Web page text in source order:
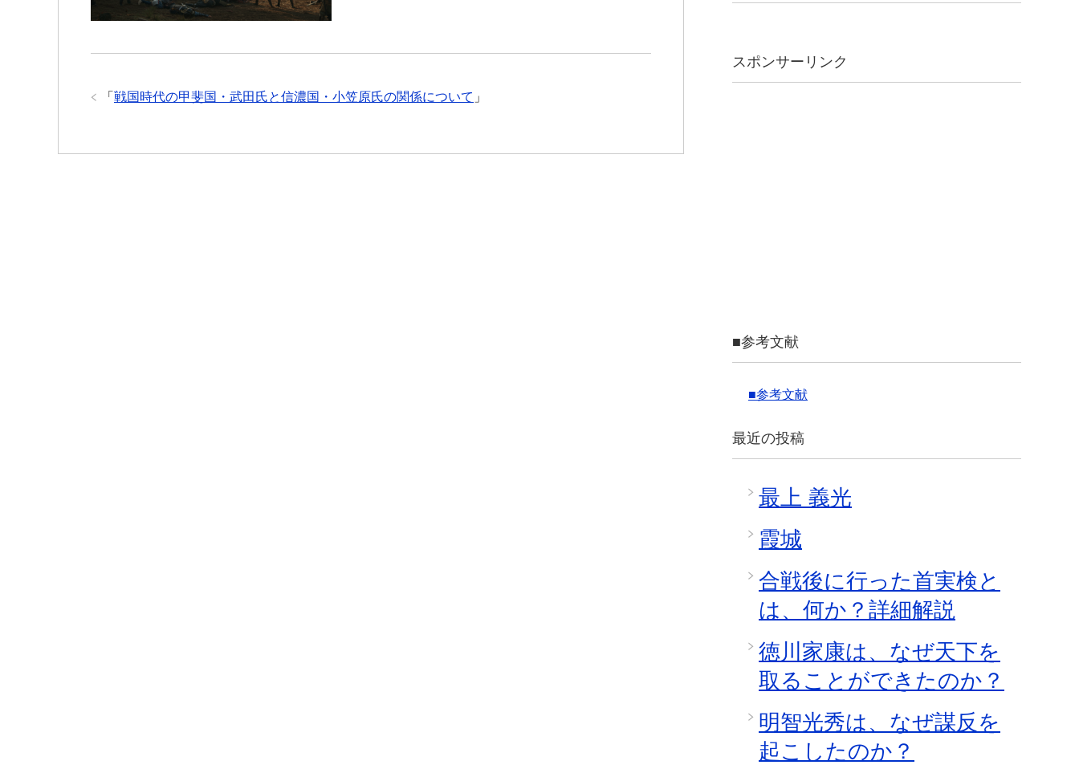
p
「 戦国時代の甲斐国・武田氏と信濃国・小笠原氏の関係について 」
スポンサーリンク
■参考文献
■参考文献
最近の投稿
最上 義光
霞城
合戦後に行った首実検と
は、何か？詳細解説
徳川家康は、なぜ天下を
取ることができたのか？
明智光秀は、なぜ謀反を
起こしたのか？